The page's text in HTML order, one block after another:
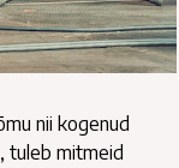
nii kogenud
tuleb mitmeid